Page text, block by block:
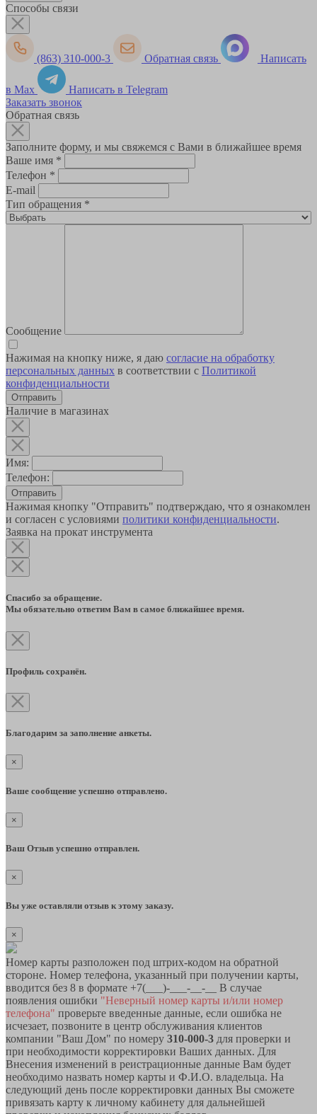
Способы связи
(863) 310-000-3 Обратная связь Написать
в Max
Написать в Telegram
Заказать звонок
Обратная связь
Заполните форму, и мы свяжемся с Вами в ближайшее время
Ваше имя *
Телефон *
E-mail
Тип обращения *
Сообщение
Нажимая на кнопку ниже, я даю согласие на обработку
персональных данных в соответствии с Политикой
конфиденциальности
Наличие в магазинах
Имя:
Телефон:
Отправить
Нажимая кнопку "Отправить" подтверждаю, что я ознакомлен
и согласен с условиями политики конфиденциальности.
Заявка на прокат инструмента
Спасибо за обращение.
Мы обязательно ответим Вам в самое ближайшее время.
Профиль сохранён.
Благодарим за заполнение анкеты.
×
Ваше сообщение успешно отправлено.
×
Ваш Отзыв успешно отправлен.
×
Вы уже оставляли отзыв к этому заказу.
×
Номер карты разположен под штрих-кодом на обратной
стороне. Номер телефона, указанный при получении карты,
вводится без 8 в формате +7(___)-___-__-__ В случае
появления ошибки "Неверный номер карты и/или номер
телефона" проверьте введенные данные, если ошибка не
исчезает, позвоните в центр обслуживания клиентов
компании "Ваш Дом" по номеру 310-000-3 для проверки и
при необходимости корректировки Ваших данных. Для
Внесения изменений в реистрационные данные Вам будет
необходимо назвать номер карты и Ф.И.О. владельца. На
следующий день после корректировки данных Вы сможете
привязать карту к личному кабинету для дальнейшей